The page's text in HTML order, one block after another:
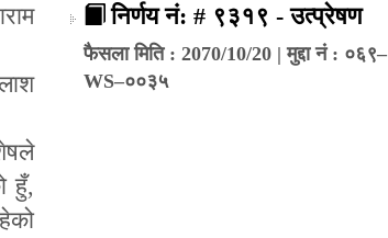
हुँ,
निर्णय नं: # ९३१९ - उत्प्रेषण
फैसला मिति : 2070/10/20 | मुद्दा नं : ०६९–
WS–००३५